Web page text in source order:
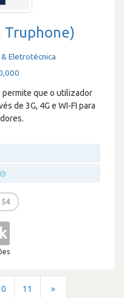
Truphone)
Eletrotécnica
permite que o utilizador
de 3G, 4G e WI-FI para
54
11 »